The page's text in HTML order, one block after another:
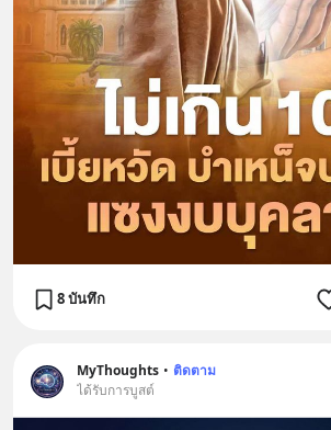
8 บันทึก
MyThoughts • ติดตาม
ได้รับการบูสต์